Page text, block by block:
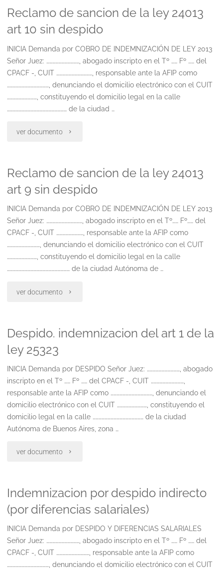
multas
de
la
art
11
embargo
preventivo"
Reclamo de sancion de la ley 24013
art 10 sin despido
INICIA Demanda por COBRO DE INDEMNIZACIÓN DE LEY 2013
Señor Juez: ……………………………, abogado inscripto en el Tº …… Fº …… del
CPACF -, CUIT ………………………………, responsable ante la AFIP como
……………………………………, denunciando el domicilio electrónico con el CUIT
…………………………, constituyendo el domicilio legal en la calle
…………………………………………………… de la ciudad …
ver documento "Reclamo
sancion
de
la
art
10
despido"
Reclamo de sancion de la ley 24013
art 9 sin despido
INICIA Demanda por COBRO DE INDEMNIZACIÓN DE LEY 2013
Señor Juez: ………………………………, abogado inscripto en el Tº…… Fº…… del
CPACF -, CUIT ………………………, responsable ante la AFIP como
……………………………, denunciando el domicilio electrónico con el CUIT
…………………………, constituyendo el domicilio legal en la calle
……………………………………………………… de la ciudad Autónoma de …
ver documento "Reclamo
sancion
la
ley
art
despido"
Despido. indemnizacion del art 1 de la
ley 25323
INICIA Demanda por DESPIDO Señor Juez: ……………………………, abogado
inscripto en el Tº …… Fº …… del CPACF -, CUIT ……………………………,
responsable ante la AFIP como ……………………………………, denunciando el
domicilio electrónico con el CUIT …………………………, constituyendo el
domicilio legal en la calle …………………………………………… de la ciudad
Autónoma de Buenos Aires, zona …
ver documento "Despido.
del
art
1
Indemnizacion por despido indirecto
(por diferencias salariales)
INICIA Demanda por DESPIDO Y DIFERENCIAS SALARIALES
Señor Juez: ……………………………, abogado inscripto en el Tº …… Fº …… del
CPACF -, CUIT ……………………………, responsable ante la AFIP como
……………………………………, denunciando el domicilio electrónico con el CUIT